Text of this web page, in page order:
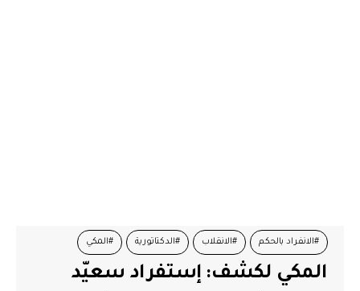
#الانفراد بالحكم #الانقلاب #الدكتاتورية #المكي
#حزب العمل و الانجاز
المكي لكشف: إستفراد سعيّد